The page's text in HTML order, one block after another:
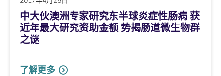
中大伙澳洲专家研究东半球炎症性肠病 获
近年最大研究资助金额 势揭肠道微生物群
之谜
了解更多